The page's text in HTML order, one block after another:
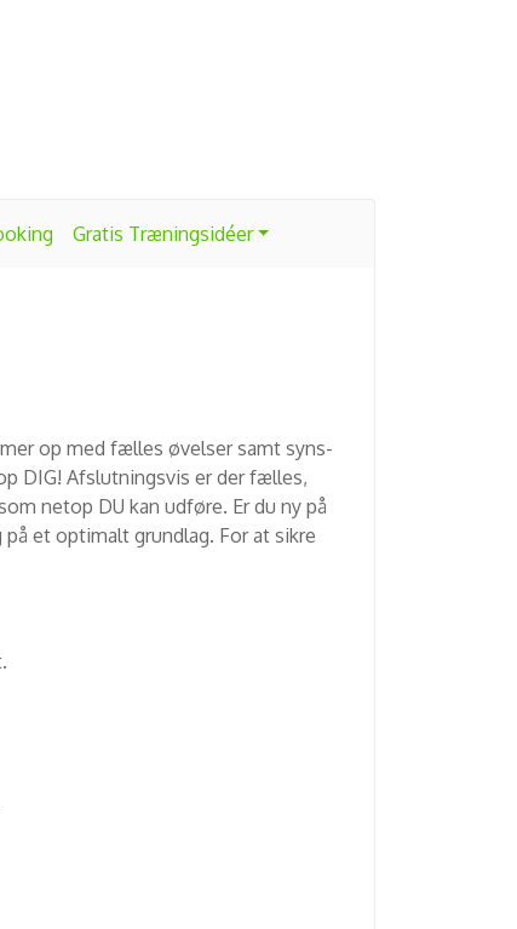
Gratis Træningsidéer
op med fælles øvelser samt syns-
DIG! Afslutningsvis er der fælles,
netop DU kan udføre. Er du ny på
et optimalt grundlag. For at sikre